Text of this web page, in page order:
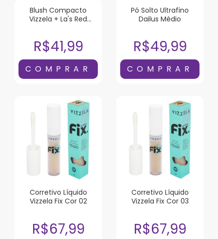
Blush Compacto
Vizzela + La's Red
R$41,99
Pó Solto Ultrafino
Dailus Médio
R$49,99
Corretivo Líquido
Vizzela Fix Cor 02
R$67,99
Corretivo Líquido
Vizzela Fix Cor 03
R$67,99